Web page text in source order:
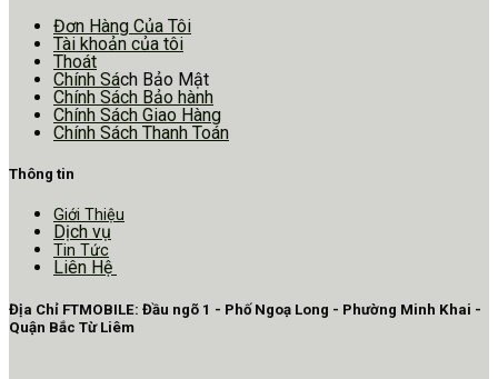
Đơn Hàng Của Tôi
Tài khoản của tôi
Thoát
Chính Sách Bảo Mật
Chính Sách Bảo hành
Chính Sách Giao Hàng
Chính Sách Thanh Toán
Thông tin
Giới Thiệu
Dịch vụ
Tin Tức
Liên Hệ
Địa Chỉ FTMOBILE: Đầu ngõ 1 - Phố Ngoạ Long - Phường Minh Khai -
Quận Bắc Từ Liêm